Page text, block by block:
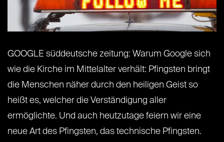
GOOGLE süddeutsche zeitung: Warum Google sich
wie die Kirche im Mittelalter verhält: Pfingsten bringt
die Menschen näher durch den heiligen Geist so
heißt es, welcher die Verständigung aller
ermöglichte. Und auch heutzutage feiern wir eine
neue Art des Pfingsten, das technische Pfingsten.